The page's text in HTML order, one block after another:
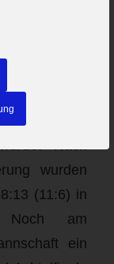
nicht.
den ESV
der guten
auch ein
wurden
(11:6) in
Noch am
ein